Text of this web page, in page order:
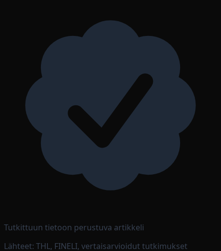
Tutkittuun tietoon perustuva artikkeli
Lähteet: THL, FINELI, vertaisarvioidut tutkimukset